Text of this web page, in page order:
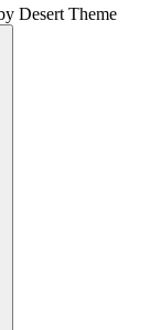
Desert Theme